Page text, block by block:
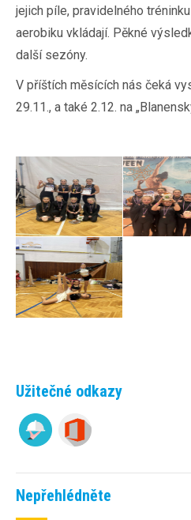
jejich píle, pravidelného
aerobiku vkládají. Pěkné
další sezóny.
V příštích měsících nás čeká
29.11., a také 2.12. na
Užitečné odkazy
Nepřehlédněte